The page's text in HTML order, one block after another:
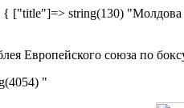
["title"]=> string(130) "Молдова
Европейского союза по
"